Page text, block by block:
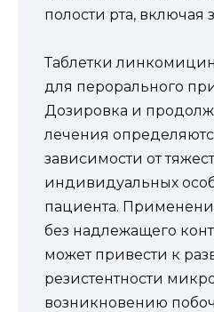
полости рта,
Таблетки
для перорального
Дозировка и
лечения
зависимости от
индивидуальных
пациента.
без надлежащего
может привести к
резистентности
возникновению